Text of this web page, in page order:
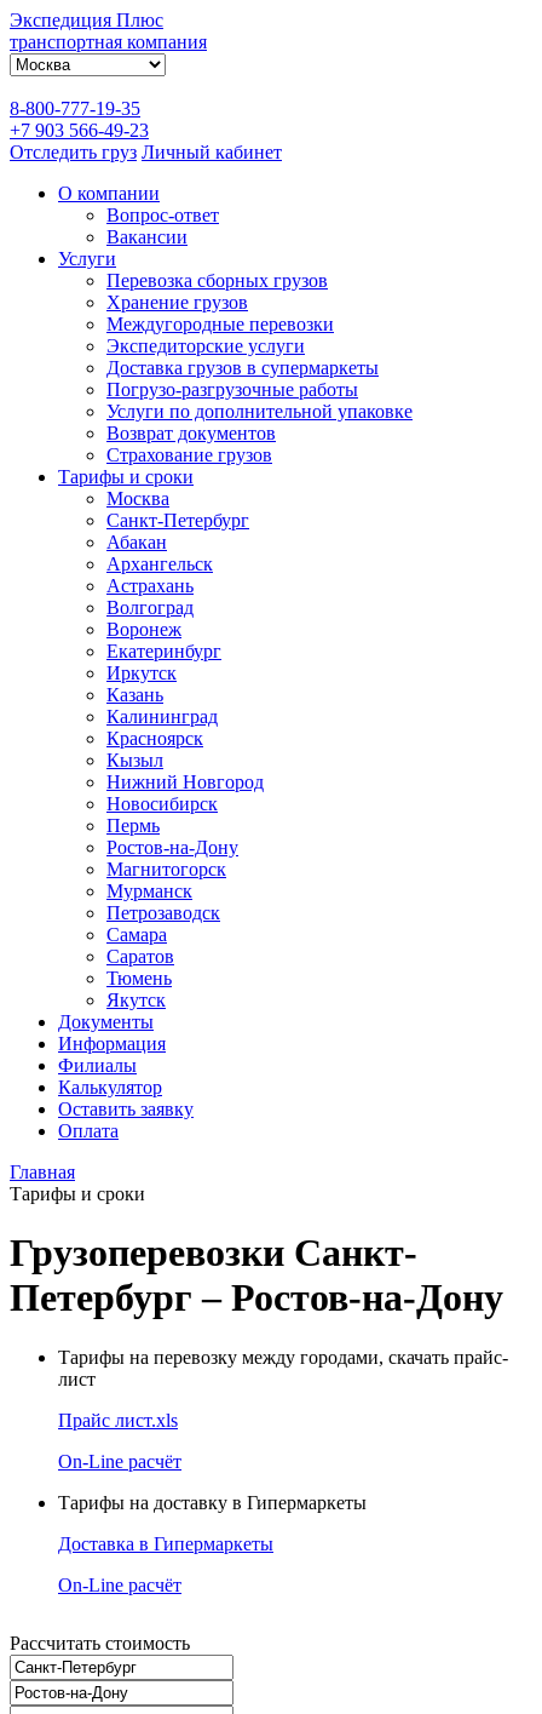
Экспедиция Плюс
транспортная компания
8-800-777-19-35
+7 903 566-49-23
Отследить груз Личный кабинет
О компании
Вопрос-ответ
Вакансии
Услуги
Перевозка сборных грузов
Хранение грузов
Междугородные перевозки
Экспедиторские услуги
Доставка грузов в супермаркеты
Погрузо-разгрузочные работы
Услуги по дополнительной упаковке
Возврат документов
Страхование грузов
Тарифы и сроки
Москва
Санкт-Петербург
Абакан
Архангельск
Астрахань
Волгоград
Воронеж
Екатеринбург
Иркутск
Казань
Калининград
Красноярск
Кызыл
Нижний Новгород
Новосибирск
Пермь
Ростов-на-Дону
Магнитогорск
Мурманск
Петрозаводск
Самара
Саратов
Тюмень
Якутск
Документы
Информация
Филиалы
Калькулятор
Оставить заявку
Оплата
Главная
Тарифы и сроки
Грузоперевозки Санкт-
Петербург – Ростов-на-Дону
Тарифы на перевозку между городами, скачать прайс-
лист
Прайс лист.xls
On-Line расчёт
Тарифы на доставку в Гипермаркеты
Доставка в Гипермаркеты
On-Line расчёт
Рассчитать стоимость